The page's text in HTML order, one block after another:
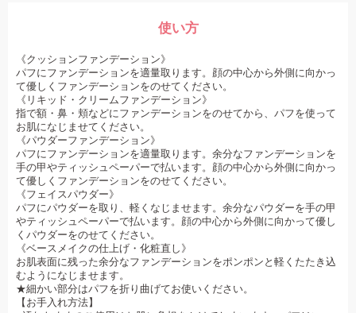
使い方
《クッションファンデーション》
パフにファンデーションを適量取ります。顔の中心から外側に向かっ
て優しくファンデーションをのせてください。
《リキッド・クリームファンデーション》
指で額・鼻・頬などにファンデーションをのせてから、パフを使って
お肌になじませてください。
《パウダーファンデーション》
パフにファンデーションを適量取ります。余分なファンデーションを
手の甲やティッシュペーパーで払います。顔の中心から外側に向かっ
て優しくファンデーションをのせてください。
《フェイスパウダー》
パフにパウダーを取り、軽くなじませます。余分なパウダーを手の甲
やティッシュペーパーで払います。顔の中心から外側に向かって優し
くパウダーをのせてください。
《ベースメイクの仕上げ・化粧直し》
お肌表面に残った余分なファンデーションをポンポンと軽くたたき込
むようになじませます。
★細かい部分はパフを折り曲げてお使いください。
【お手入れ方法】